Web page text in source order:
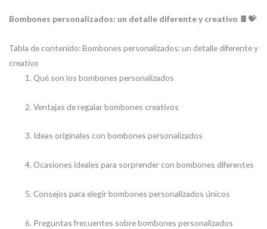
Bombones personalizados: un detalle diferente y creativo 🍫💝
Tabla de contenido: Bombones personalizados: un detalle diferente y
creativo
Qué son los bombones personalizados
Ventajas de regalar bombones creativos
Ideas originales con bombones personalizados
Ocasiones ideales para sorprender con bombones diferentes
Consejos para elegir bombones personalizados únicos
Preguntas frecuentes sobre bombones personalizados